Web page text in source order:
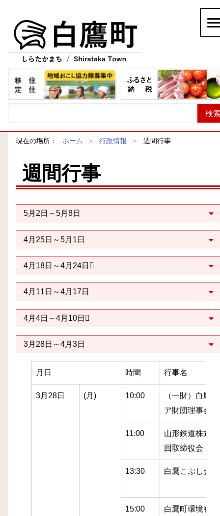
現在の場所： ホーム 行政情報 週間行事
週間行事
5月2日～5月8日
4月25日～5月1日
4月18日～4月24日
4月11日～4月17日
4月4日～4月10日
3月28日～4月3日
月日 時間 行事名
3月28日 (月) 10:00
（一財）白鷹
ア財団理事会
11:00
山形鉄道株式
回取締役会
13:30 白鷹こぶし会
15:00 白鷹町環境審